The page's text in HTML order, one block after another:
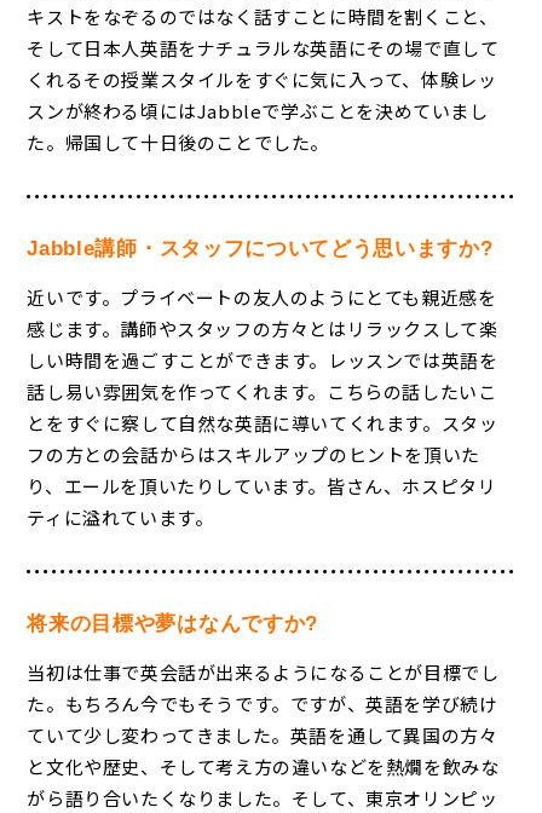
キストをなぞるのではなく話すことに時間を割くこと、
そして日本人英語をナチュラルな英語にその場で直して
くれるその授業スタイルをすぐに気に入って、体験レッ
スンが終わる頃にはJabbleで学ぶことを決めていまし
た。帰国して十日後のことでした。
Jabble講師・スタッフについてどう思いますか?
近いです。プライベートの友人のようにとても親近感を
感じます。講師やスタッフの方々とはリラックスして楽
しい時間を過ごすことができます。レッスンでは英語を
話し易い雰囲気を作ってくれます。こちらの話したいこ
とをすぐに察して自然な英語に導いてくれます。スタッ
フの方との会話からはスキルアップのヒントを頂いた
り、エールを頂いたりしています。皆さん、ホスピタリ
ティに溢れています。
将来の目標や夢はなんですか?
当初は仕事で英会話が出来るようになることが目標でし
た。もちろん今でもそうです。ですが、英語を学び続け
ていて少し変わってきました。英語を通して異国の方々
と文化や歴史、そして考え方の違いなどを熱燗を飲みな
がら語り合いたくなりました。そして、東京オリンピッ